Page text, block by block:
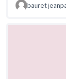
bauret